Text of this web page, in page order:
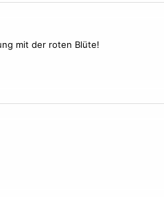
mit der roten Blüte!